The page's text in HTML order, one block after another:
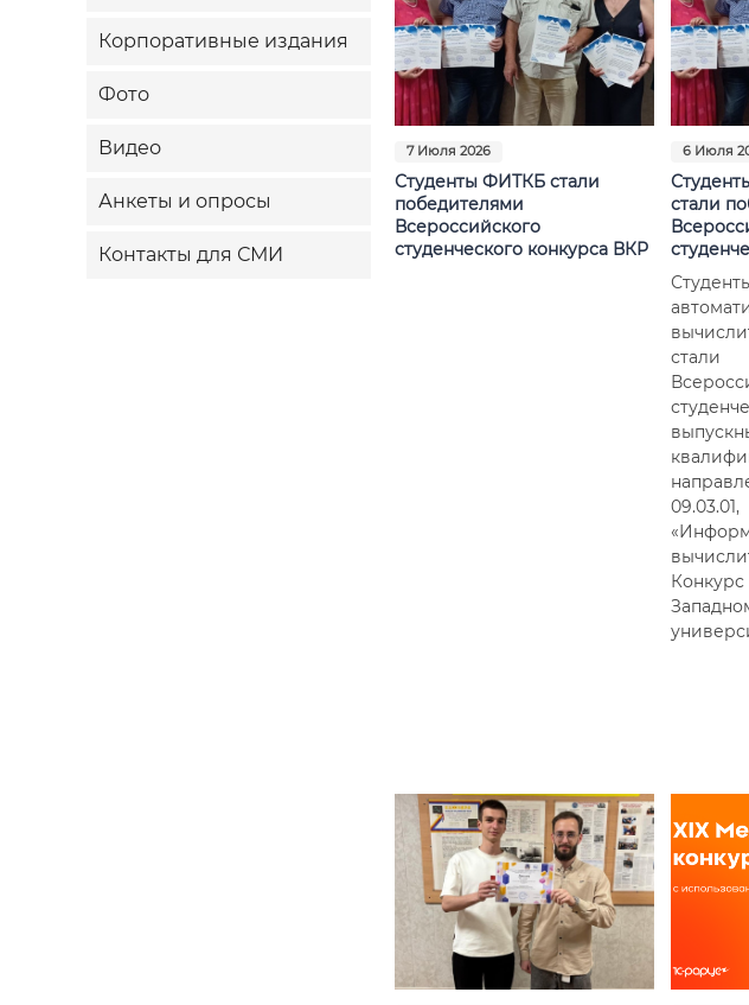
Корпоративные издания
Фото
Видео
Анкеты и опросы
Контакты для СМИ
7 Июля 2026
Студенты ФИТКБ стали
победителями
Всероссийского
студенческого конкурса ВКР
6 Июля
стали